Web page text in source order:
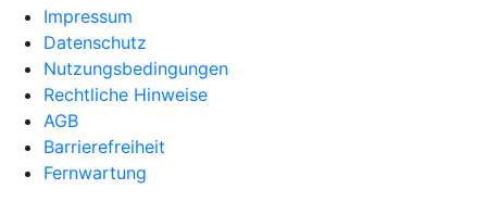
Impressum
Datenschutz
Nutzungsbedingungen
Rechtliche Hinweise
AGB
Barrierefreiheit
Fernwartung